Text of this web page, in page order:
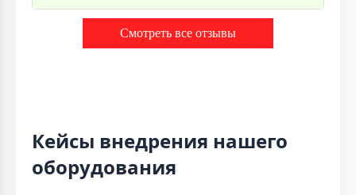
Смотреть все отзывы
Кейсы внедрения нашего
оборудования